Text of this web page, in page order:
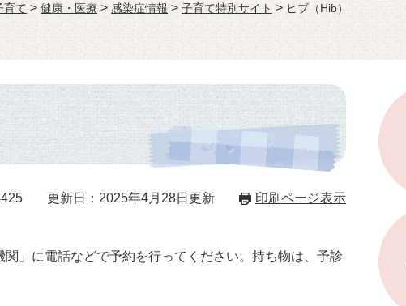
育て > 健康・医療 > 感染症情報 > 子育て特別サイト > ヒブ（Hib）
更新日：2025年4月28日更新 印刷ページ表示
」に電話などで予約を行ってください。持ち物は、予診